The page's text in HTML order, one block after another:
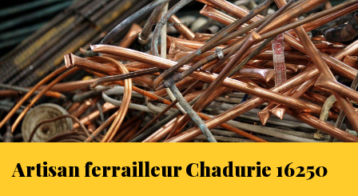
Artisan ferrailleur Chadurie 16250